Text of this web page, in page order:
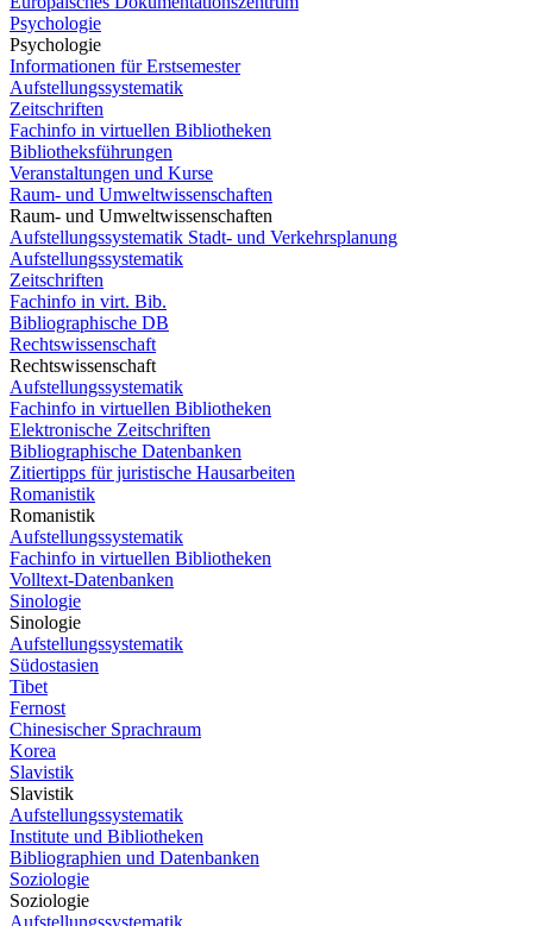
Psychologie
Psychologie
Informationen für Erstsemester
Aufstellungssystematik
Zeitschriften
Fachinfo in virtuellen Bibliotheken
Bibliotheksführungen
Veranstaltungen und Kurse
Raum- und Umweltwissenschaften
Raum- und Umweltwissenschaften
Aufstellungssystematik Stadt- und Verkehrsplanung
Aufstellungssystematik
Zeitschriften
Fachinfo in virt. Bib.
Bibliographische DB
Rechtswissenschaft
Rechtswissenschaft
Aufstellungssystematik
Fachinfo in virtuellen Bibliotheken
Elektronische Zeitschriften
Bibliographische Datenbanken
Zitiertipps für juristische Hausarbeiten
Romanistik
Romanistik
Aufstellungssystematik
Fachinfo in virtuellen Bibliotheken
Volltext-Datenbanken
Sinologie
Sinologie
Aufstellungssystematik
Südostasien
Tibet
Fernost
Chinesischer Sprachraum
Korea
Slavistik
Slavistik
Aufstellungssystematik
Institute und Bibliotheken
Bibliographien und Datenbanken
Soziologie
Soziologie
Aufstellungssystematik